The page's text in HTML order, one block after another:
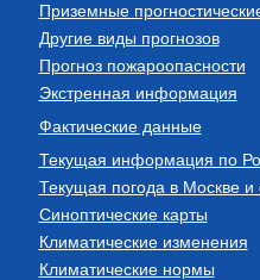
Приземные
Другие виды прогнозов
Прогноз пожароопасности
Экстренная информация
Фактические данные
Текущая информация по
Текущая погода в Москве и
Синоптические карты
Климатические изменения
Климатические нормы